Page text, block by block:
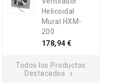
Helicoidal
Mural HXM-
200
Precio
178,94 €
Todos los Productos
Destacados
